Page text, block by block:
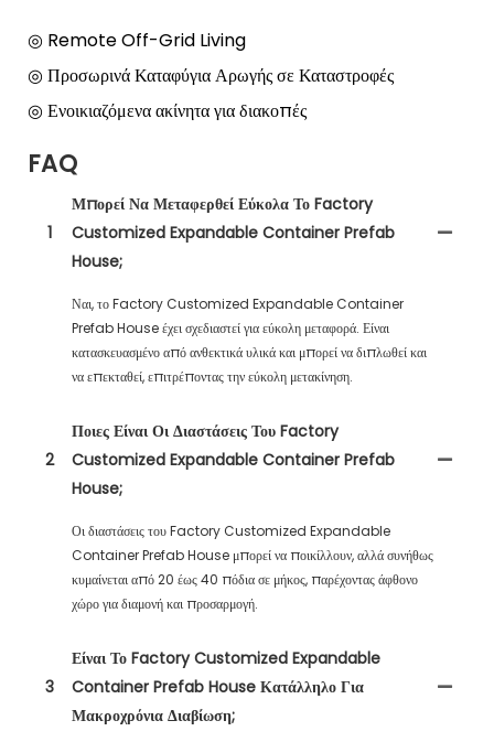
◎ Remote Off-Grid Living
◎ Προσωρινά Καταφύγια Αρωγής σε Καταστροφές
◎ Ενοικιαζόμενα ακίνητα για διακοπές
FAQ
1
Μπορεί Να Μεταφερθεί Εύκολα Το Factory
Customized Expandable Container Prefab
House;
Ναι, το Factory Customized Expandable Container
Prefab House έχει σχεδιαστεί για εύκολη μεταφορά. Είναι
κατασκευασμένο από ανθεκτικά υλικά και μπορεί να διπλωθεί και
να επεκταθεί, επιτρέποντας την εύκολη μετακίνηση.
2
Ποιες Είναι Οι Διαστάσεις Του Factory
Customized Expandable Container Prefab
House;
Οι διαστάσεις του Factory Customized Expandable
Container Prefab House μπορεί να ποικίλλουν, αλλά συνήθως
κυμαίνεται από 20 έως 40 πόδια σε μήκος, παρέχοντας άφθονο
χώρο για διαμονή και προσαρμογή.
3
Είναι Το Factory Customized Expandable
Container Prefab House Κατάλληλο Για
Μακροχρόνια Διαβίωση;